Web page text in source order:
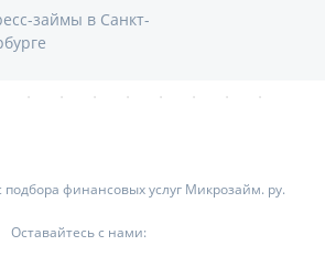
займы в Санкт-
финансовых услуг Микрозайм. ру.
Оставайтесь с нами: